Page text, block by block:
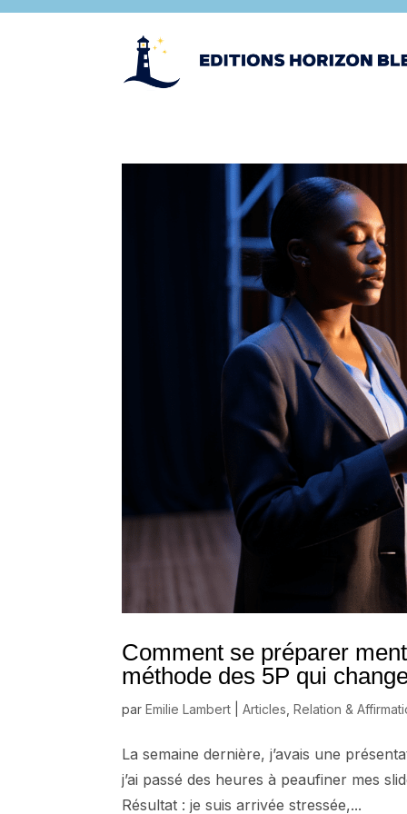
Comment se préparer
méthode des 5P qui
parEmilie Lambert |Articles ,Relation &
La semaine dernière, j’avais une
j’ai passé des heures à peaufiner mes
Résultat : je suis arrivée stressée,...